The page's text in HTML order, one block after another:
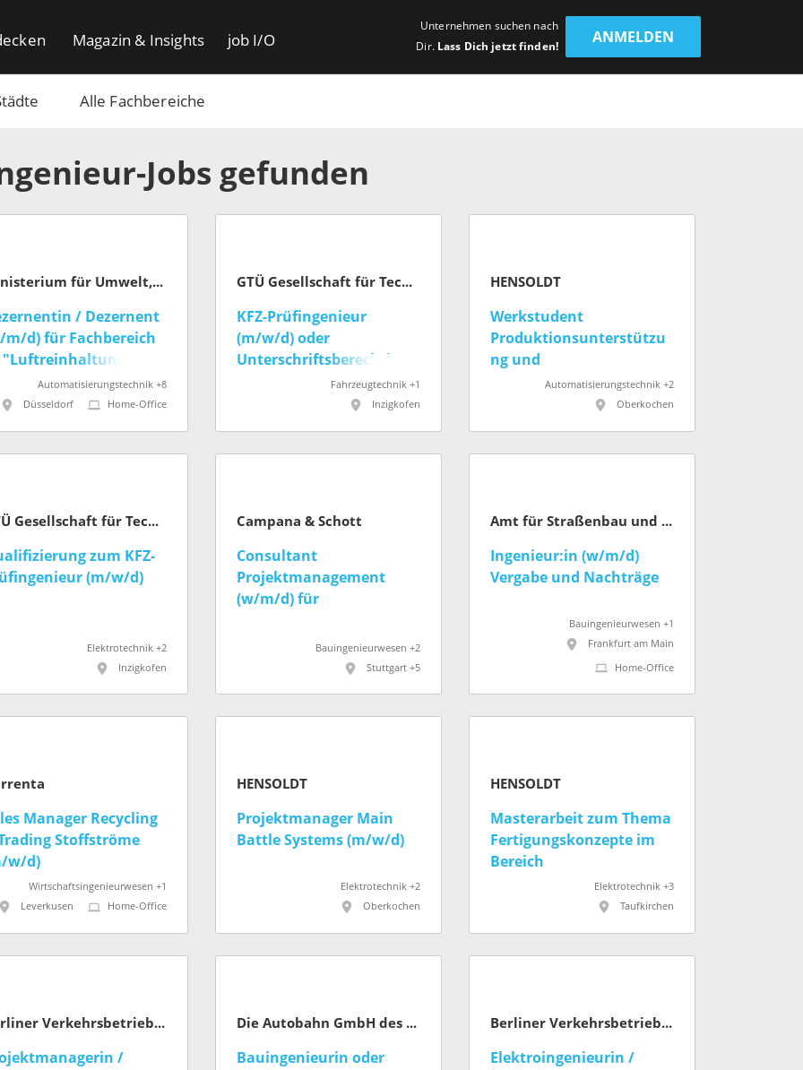
Alle Fachbereiche
Magazin & Insights job I/O
Unternehmen suchen nach
Dir. Lass Dich jetzt finden!
ANMELDEN
Jobs gefunden
Ministerium für Umwelt, Naturschutz und Verkehr des Landes Nordrhein-Westfalen
/ Dezernent
m/d) für Fachbereich
"Luftreinhaltung,
" des
für Natur,
Automatisierungstechnik +8
Düsseldorf
Home-Office
GTÜ Gesellschaft für Technische Überwachung mbH
KFZ-Prüfingenieur
(m/w/d) oder
Unterschriftsberechtigter
Fahrzeugtechnik +1
Inzigkofen
HENSOLDT
Werkstudent
Produktionsunterstützu
ng und
Montageorganisation
Automatisierungstechnik +2
Oberkochen
GTÜ Gesellschaft für Technische Überwachung mbH
zum KFZ-
(m/w/d)
Elektrotechnik +2
Inzigkofen
Campana & Schott
Consultant
Projektmanagement
(w/m/d) für
Bauingenieurwesen +2
Stuttgart +5
Amt für Straßenbau und Erschließung (Stadt Frankfurt am Main)
Ingenieur:in (w/m/d)
Vergabe und Nachträge
Bauingenieurwesen +1
Frankfurt am Main
Home-Office
Manager Recycling
Stoffströme
w/d)
Wirtschaftsingenieurwesen +1
Leverkusen
Home-Office
HENSOLDT
Projektmanager Main
Battle Systems (m/w/d)
Elektrotechnik +2
Oberkochen
HENSOLDT
Masterarbeit zum Thema
Fertigungskonzepte im
Bereich
Produktmanagement
Elektrotechnik +3
Taufkirchen
Berliner Verkehrsbetriebe (BVG)
/
Die Autobahn GmbH des Bundes
Bauingenieurin oder
Berliner Verkehrsbetriebe (BVG)
Elektroingenieurin /